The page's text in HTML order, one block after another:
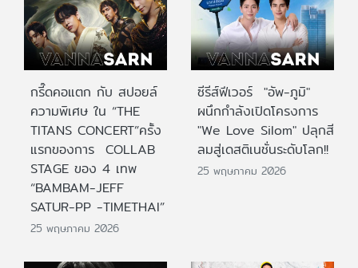
กรี๊ดคอแตก กับ สปอยล์
ความพิเศษ ใน “THE
TITANS CONCERT”ครั้ง
แรกของการ COLLAB
STAGE ของ 4 เทพ
“BAMBAM-JEFF
SATUR-PP -TIMETHAI”
25 พฤษภาคม 2026
ซีรีส์ฟีเวอร์ "อัพ-ภูมิ"
ผนึกกำลังเปิดโครงการ
"We Love Silom" ปลุกสี
ลมสู่เดสติเนชั่นระดับโลก!!
25 พฤษภาคม 2026